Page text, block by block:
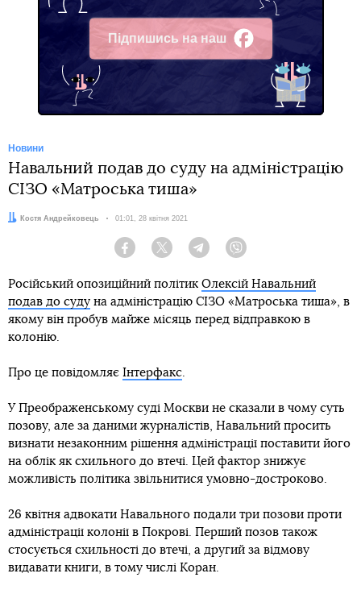
Підпишись на наш
Facebook
Новини
Навальний подав до суду на адміністрацію
СІЗО «Матроська тиша»
Автор:Костя Андрейковець Дата:
01:01, 28 квітня 2021
Facebook Twitter Telegram
Російський опозиційний політик Олексій Навальний
подав до суду на адміністрацію СІЗО «Матроська тиша», в
якому він пробув майже місяць перед відправкою в
колонію.
Про це повідомляє Інтерфакс.
У Преображенському суді Москви не сказали в чому суть
позову, але за даними журналістів, Навальний просить
визнати незаконним рішення адміністрації поставити його
на облік як схильного до втечі. Цей фактор знижує
можливість політика звільнитися умовно-достроково.
26 квітня адвокати Навального подали три позови проти
адміністрації колонії в Покрові. Перший позов також
стосується схильності до втечі, а другий за відмову
видавати книги, в тому числі Коран.